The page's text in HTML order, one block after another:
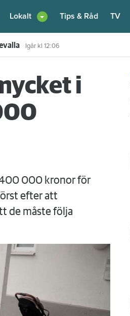
Lokalt Tips & Råd TV
4 augustikl 17:55
i
400 000 kronor för
efter att
de måste följa